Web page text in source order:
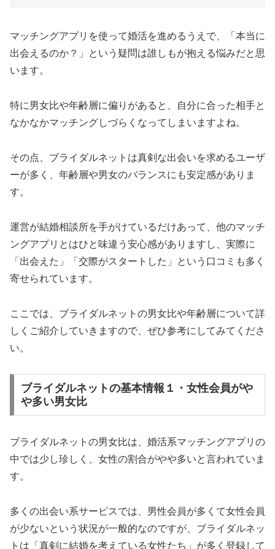
マッチングアプリを使って婚活を進めるうえで、「本当に
出会えるのか？」という疑問は誰しもが抱える悩みだと思
います。
特に男女比や年齢層に偏りがあると、自分に合った相手と
なかなかマッチングしづらくなってしまいますよね。
その点、ブライダルネットは真剣な出会いを求めるユーザ
ーが多く、年齢層や男女のバランスにも安定感がありま
す。
運営が結婚相談所を手がけているだけあって、他のマッチ
ングアプリとはひと味違う安心感がありますし、実際に
「出会えた」「交際がスタートした」という口コミも多く
寄せられています。
ここでは、ブライダルネットの男女比や年齢層について詳
しくご紹介していきますので、ぜひ参考にしてみてくださ
い。
ブライダルネットの基本情報１・女性会員がや
や多い男女比
ブライダルネットの男女比は、婚活系マッチングアプリの
中では少し珍しく、女性の割合がやや多いと言われていま
す。
多くの出会い系サービスでは、男性会員が多くて女性会員
が少ないという状況が一般的なのですが、ブライダルネッ
トは「真剣に結婚を考えている女性たち」が多く登録して